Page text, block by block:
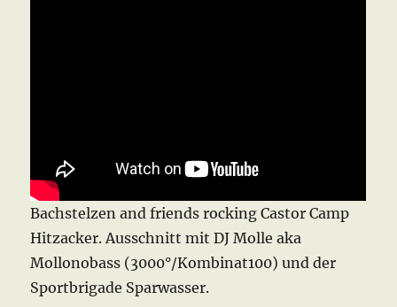
Bachstelzen and friends rocking Castor Camp
Hitzacker. Ausschnitt mit DJ Molle aka
Mollonobass (3000°/Kombinat100) und der
Sportbrigade Sparwasser.